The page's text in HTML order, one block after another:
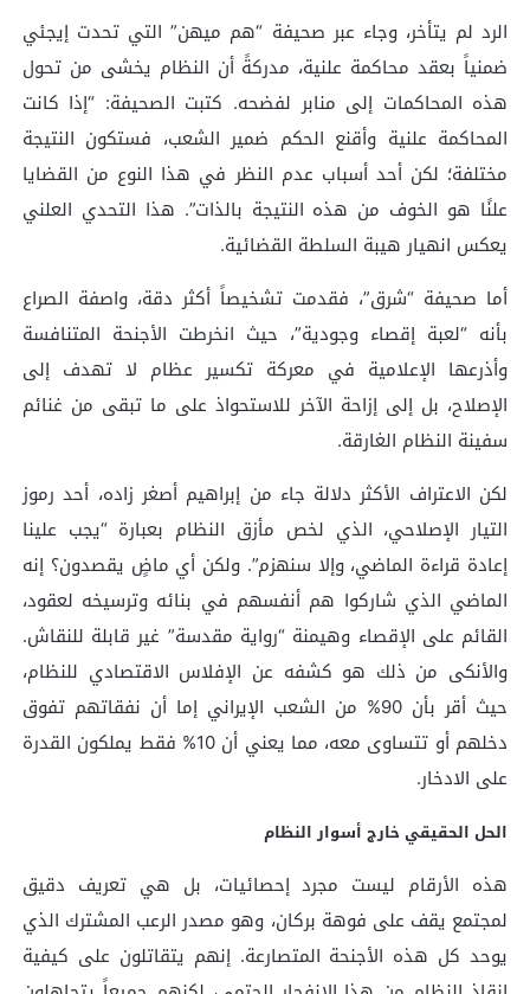
الرد لم يتأخر، وجاء عبر صحيفة “هم ميهن” التي تحدت إيجئي
ضمنياً بعقد محاكمة علنية، مدركةً أن النظام يخشى من تحول
هذه المحاكمات إلى منابر لفضحه. كتبت الصحيفة: “إذا كانت
المحاكمة علنية وأقنع الحكم ضمير الشعب، فستكون النتيجة
مختلفة؛ لكن أحد أسباب عدم النظر في هذا النوع من القضايا
علنًا هو الخوف من هذه النتيجة بالذات”. هذا التحدي العلني
يعكس انهيار هيبة السلطة القضائية.
أما صحيفة “شرق”، فقدمت تشخيصاً أكثر دقة، واصفة الصراع
بأنه “لعبة إقصاء وجودية”، حيث انخرطت الأجنحة المتنافسة
وأذرعها الإعلامية في معركة تكسير عظام لا تهدف إلى
الإصلاح، بل إلى إزاحة الآخر للاستحواذ على ما تبقى من غنائم
سفينة النظام الغارقة.
لكن الاعتراف الأكثر دلالة جاء من إبراهيم أصغر زاده، أحد رموز
التيار الإصلاحي، الذي لخص مأزق النظام بعبارة “يجب علينا
إعادة قراءة الماضي، وإلا سنهزم”. ولكن أي ماضٍ يقصدون؟ إنه
الماضي الذي شاركوا هم أنفسهم في بنائه وترسيخه لعقود،
القائم على الإقصاء وهيمنة “رواية مقدسة” غير قابلة للنقاش.
والأنكى من ذلك هو كشفه عن الإفلاس الاقتصادي للنظام،
حيث أقر بأن 90% من الشعب الإيراني إما أن نفقاتهم تفوق
دخلهم أو تتساوى معه، مما يعني أن 10% فقط يملكون القدرة
على الادخار.
الحل الحقيقي خارج أسوار النظام
هذه الأرقام ليست مجرد إحصائيات، بل هي تعريف دقيق
لمجتمع يقف على فوهة بركان، وهو مصدر الرعب المشترك الذي
يوحد كل هذه الأجنحة المتصارعة. إنهم يتقاتلون على كيفية